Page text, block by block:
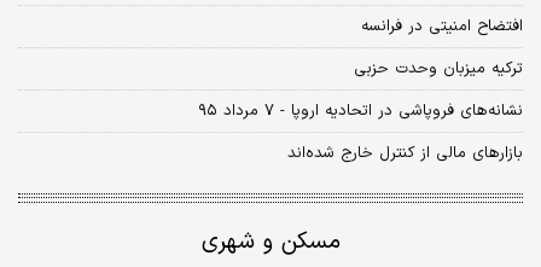
افتضاح امنیتی در فرانسه
ترکیه میزبان وحدت حزبی
نشانه‌های فروپاشی در اتحادیه اروپا - ۷ مرداد ۹۵
بازارهای مالی از کنترل خارج شده‌اند
مسکن و شهری